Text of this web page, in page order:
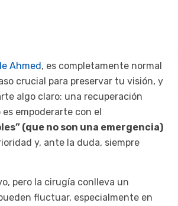
Ahmed, es completamente normal
crucial para preservar tu visión, y
algo claro: una recuperación
empoderarte con el
(que no son una emergencia)
y, ante la duda, siempre
pero la cirugía conlleva un
fluctuar, especialmente en